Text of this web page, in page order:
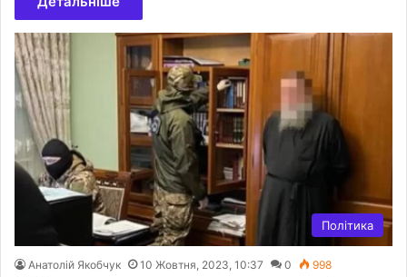
Політика
Анатолій Якобчук 10 Жовтня, 2023, 10:37 0 998